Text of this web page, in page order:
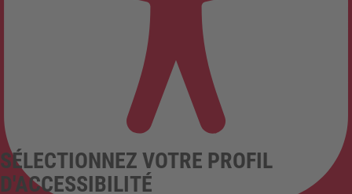
SÉLECTIONNEZ VOTRE PROFIL
D'ACCESSIBILITÉ